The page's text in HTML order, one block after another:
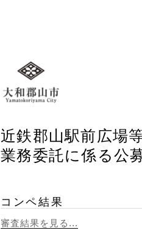
近鉄郡山駅前広場
業務委託に係る公
コンペ結果
審査結果を見る...